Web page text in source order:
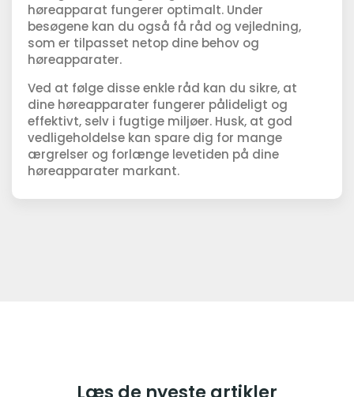
høreapparat fungerer optimalt. Under
besøgene kan du også få råd og vejledning,
som er tilpasset netop dine behov og
høreapparater.
Ved at følge disse enkle råd kan du sikre, at
dine høreapparater fungerer pålideligt og
effektivt, selv i fugtige miljøer. Husk, at god
vedligeholdelse kan spare dig for mange
ærgrelser og forlænge levetiden på dine
høreapparater markant.